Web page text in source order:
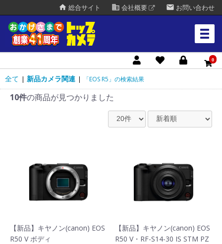
home 総合サイト business 会社概要 mail お問い合わせ
0
全て | 新品カメラ関連 | 「EOS R5」の検索結果
10件の商品が見つかりました
【新品】キヤノン(canon) EOS
R50 V ボディ
【新品】キヤノン(canon) EOS
R50 V・RF-S14-30 IS STM PZ